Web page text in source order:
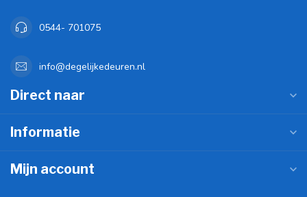
0544- 701075
info@degelijkedeuren.nl
Direct naar
Informatie
Mijn account